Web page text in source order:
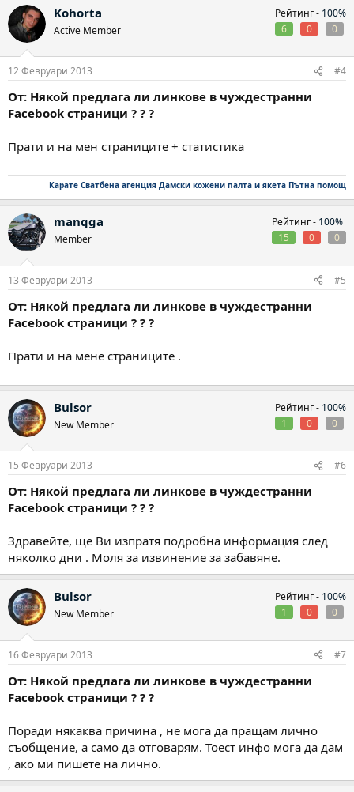
Kohorta
Active Member
Рейтинг - 100%
6
0 0
12 Февруари 2013 #4
От: Някой предлага ли линкове в чуждестранни
Facebook страници ? ? ?
Прати и на мен страниците + статистика
Карате Сватбена агенция Дамски кожени палта и якета Пътна помощ
manqga
Member
Рейтинг - 100%
15
0 0
13 Февруари 2013 #5
От: Някой предлага ли линкове в чуждестранни
Facebook страници ? ? ?
Прати и на мене страниците .
Bulsor
New Member
Рейтинг - 100%
1
0 0
15 Февруари 2013 #6
От: Някой предлага ли линкове в чуждестранни
Facebook страници ? ? ?
Здравейте, ще Ви изпратя подробна информация след
няколко дни . Моля за извинение за забавяне.
Bulsor
New Member
Рейтинг - 100%
1
0 0
16 Февруари 2013 #7
От: Някой предлага ли линкове в чуждестранни
Facebook страници ? ? ?
Поради някаква причина , не мога да пращам лично
съобщение, а само да отговарям. Тоест инфо мога да дам
, ако ми пишете на лично.